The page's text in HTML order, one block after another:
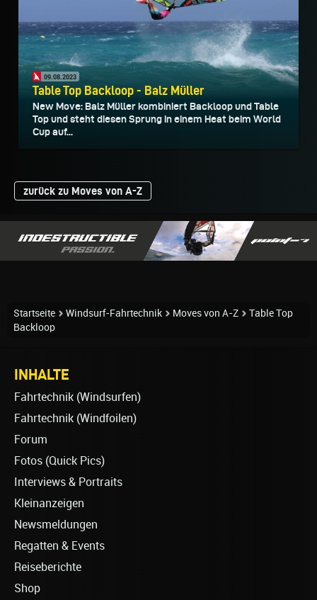
09.08.2023
Table Top Backloop - Balz Müller
New Move: Balz Müller kombiniert Backloop und Table
Top und steht diesen Sprung in einem Heat beim World
Cup auf...
zurück zu Moves von A-Z
Startseite Windsurf-Fahrtechnik Moves von A-Z
Table Top
Backloop
INHALTE
Fahrtechnik (Windsurfen)
Fahrtechnik (Windfoilen)
Forum
Fotos (Quick Pics)
Interviews & Portraits
Kleinanzeigen
Newsmeldungen
Regatten & Events
Reiseberichte
Shop